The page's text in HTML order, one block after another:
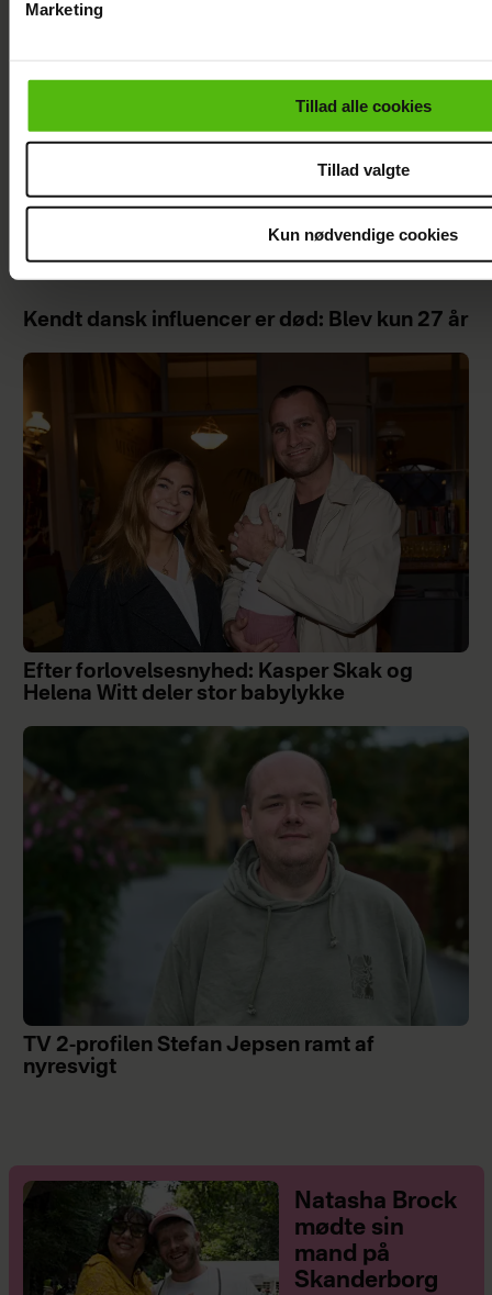
cookiepolitik.
Marketing
Tillad alle cookies
Tillad valgte
Kun nødvendige cookies
Åbner op om hårdt år: "Det var ganske
forfærdeligt"
Kendt dansk influencer er død: Blev kun 27 år
Efter forlovelsesnyhed: Kasper Skak og
Helena Witt deler stor babylykke
TV 2-profilen Stefan Jepsen ramt af
nyresvigt
Natasha Brock
mødte sin
mand på
Skanderborg